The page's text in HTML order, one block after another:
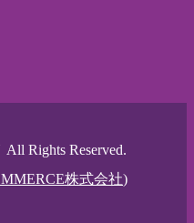
Rights Reserved.
株式会社)